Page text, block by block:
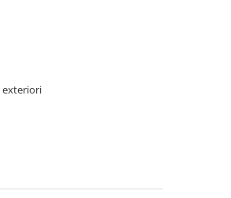
exteriori